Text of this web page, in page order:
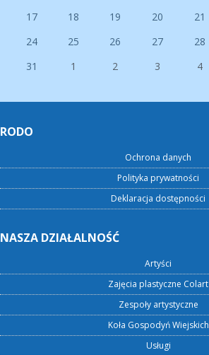
17
18 19 20 21
24
25 26 27 28
31
1 2 3 4
RODO
Ochrona danych
Polityka prywatności
Deklaracja dostępności
NASZA DZIAŁALNOŚĆ
Artyści
Zajęcia plastyczne Colart
Zespoły artystyczne
Koła Gospodyń Wiejskich
Usługi